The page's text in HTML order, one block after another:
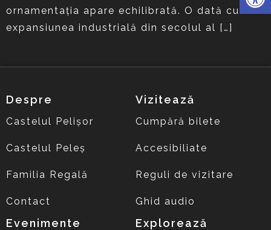
ornamentația apare echilibrată. O dată cu
expansiunea industrială din secolul al […]
Despre
Castelul Pelișor
Castelul Peleș
Familia Regală
Contact
Vizitează
Cumpără bilete
Accesibiliate
Reguli de vizitare
Ghid audio
Evenimente Explorează